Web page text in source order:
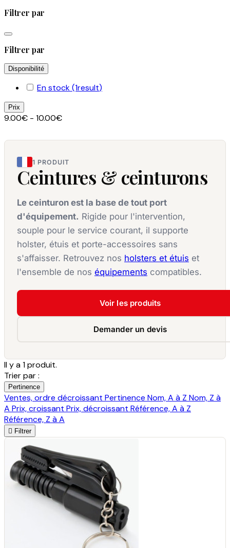
Filtrer par
Filtrer par
Disponibilité
En stock(1result)
Prix
9.00€ - 10.00€
1 PRODUIT
Ceintures & ceinturons
Le ceinturon est la base de tout port
d'équipement. Rigide pour l'intervention,
souple pour le service courant, il supporte
holster, étuis et porte-accessoires sans
s'affaisser. Retrouvez nos holsters et étuis et
l'ensemble de nos équipements compatibles.
Voir les produits
Demander un devis
Il y a 1 produit.
Trier par :
Pertinence
Ventes, ordre décroissant Pertinence Nom, A à Z Nom, Z à
A Prix, croissant Prix, décroissant Référence, A à Z
Référence, Z à A
 Filtrer